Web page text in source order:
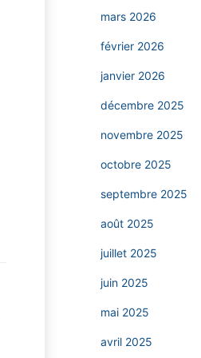
mars 2026
février 2026
janvier 2026
décembre 2025
novembre 2025
octobre 2025
septembre 2025
août 2025
juillet 2025
juin 2025
mai 2025
avril 2025